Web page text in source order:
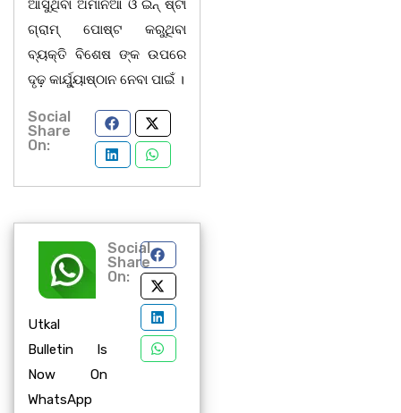
ଆସୁଥିବା ଅମାନିଆ ଓ ଇନ୍ ଷ୍ଟା
ଗ୍ରାମ୍ ପୋଷ୍ଟ କରୁଥିବା
ବ୍ୟକ୍ତି ବିଶେଷ ଙ୍କ ଉପରେ
ଦୃଢ଼ କାର୍ଯ୍ୟାୁଷ୍ଠାନ ନେବା ପାଇଁ ।
Social
Share
On:
Utkal
Bulletin Is
Now On
WhatsApp
Social
Share
On: